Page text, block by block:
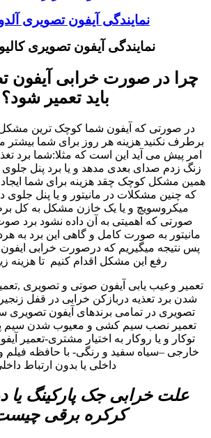
نمایندگی آیفون تصویری
نمایندگی آیفون تصویری
چرا در صورت خرابی آیفون
باید تعمیر شود؟
در صورتی که آیفون شما کوچک ترین مشکل
برطرف نکنید هزینه هر روز برای شما بیشتر
امر پیش می آید این است که مثلا:شما برد
زنگ زدم صدای بعدی مدهد و یا برد پنل
همین مشکل کوچک چقد هزینه برای شما
که چنین مشکلات در مانیتور و یا پنل جلوی
میکروسویچ و یا یک خازن مشکل به کل
صورتی که اهمیتی به آن داده نشود برد صوت
مانیتور به صورت کامل و گاهی این برد به
پس نتیجه میگیریم که درصورت خرابی
رفع این مشکل اقدام کنیم تا هزینه
تعمیر وعیب یابی آیفون صوتی و تصویری
شدن برد تعذیه دربازکن خرابی در قفل
تصویری در تمامی برندهای آیفون تصویری
تعمیر نصب سیم کشی و معیوب شدن سیم
توکار و یا روکار به اختیار مشتری-تعمیر
خارجی –سیاه سفید و رنگی- با حافظه
داخلی یا بدون ارتباط
علت خرابی جک پارکینگ یا
کرکره برقی